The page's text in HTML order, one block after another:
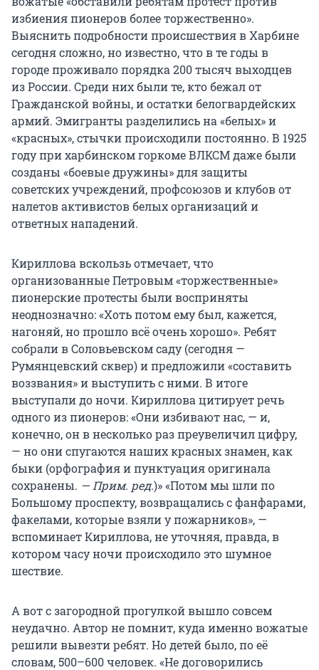
избиения пионеров более торжественно».
Выяснить подробности происшествия в Харбине
сегодня сложно, но известно, что в те годы в
городе проживало порядка 200 тысяч выходцев
из России. Среди них были те, кто бежал от
Гражданской войны, и остатки белогвардейских
армий. Эмигранты разделились на «белых» и
«красных», стычки происходили постоянно. В 1925
году при харбинском горкоме ВЛКСМ даже были
созданы «боевые дружины» для защиты
советских учреждений, профсоюзов и клубов от
налетов активистов белых организаций и
ответных нападений.
Кириллова вскользь отмечает, что
организованные Петровым «торжественные»
пионерские протесты были восприняты
неоднозначно: «Хоть потом ему был, кажется,
нагоняй, но прошло всё очень хорошо». Ребят
собрали в Соловьевском саду (сегодня —
Румянцевский сквер) и предложили «составить
воззвания» и выступить с ними. В итоге
выступали до ночи. Кириллова цитирует речь
одного из пионеров: «Они избивают нас, — и,
конечно, он в несколько раз преувеличил цифру,
— но они спугаются наших красных знамен, как
быки (орфография и пунктуация оригинала
сохранены. — Прим. ред.)» «Потом мы шли по
Большому проспекту, возвращались с фанфарами,
факелами, которые взяли у пожарников», —
вспоминает Кириллова, не уточняя, правда, в
котором часу ночи происходило это шумное
шествие.
А вот с загородной прогулкой вышло совсем
неудачно. Автор не помнит, куда именно вожатые
решили вывезти ребят. Но детей было, по её
словам, 500–600 человек. «Не договорились